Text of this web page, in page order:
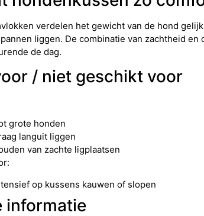
verdelen het gewicht van de hond
liggen. De combinatie van zachtheid
de dag.
/ niet geschikt voor
grote honden
languit liggen
van zachte ligplaatsen
op kussens kauwen of slopen
informatie